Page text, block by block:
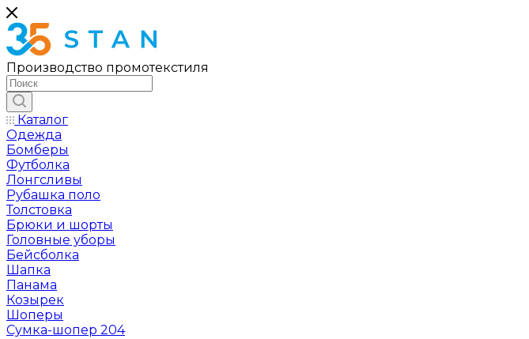
Производство промотекстиля
Каталог
Одежда
Бомберы
Футболка
Лонгсливы
Рубашка поло
Толстовка
Брюки и шорты
Головные уборы
Бейсболка
Шапка
Панама
Козырек
Шоперы
Сумка-шопер 204